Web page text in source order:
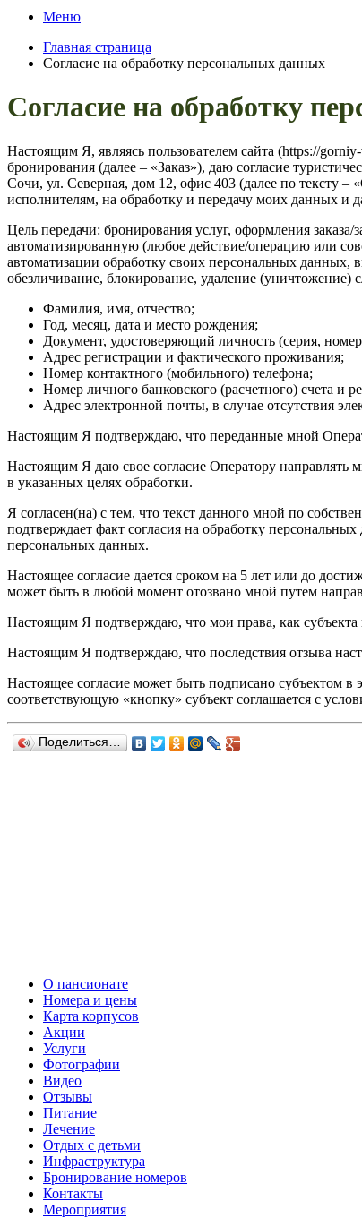
Меню
Главная страница
Согласие на обработку персональных данных
Согласие на обработку
Настоящим Я, являясь пользователем сайта (https://
бронирования (далее – «Заказ»), даю согласие
Сочи, ул. Северная, дом 12, офис 403 (далее по тексту
исполнителям, на обработку и передачу моих данных и
Цель передачи: бронирования услуг, оформления
автоматизированную (любое действие/операцию или
автоматизации обработку своих персональных данных,
обезличивание, блокирование, удаление
Фамилия, имя, отчество;
Год, месяц, дата и место рождения;
Документ, удостоверяющий личность (серия,
Адрес регистрации и фактического проживания;
Номер контактного (мобильного) телефона;
Номер личного банковского (расчетного) счета и
Адрес электронной почты, в случае отсутствия
Настоящим Я подтверждаю, что переданные мной
Настоящим Я даю свое согласие Оператору
в указанных целях обработки.
Я согласен(на) с тем, что текст данного мной по
подтверждает факт согласия на обработку
персональных данных.
Настоящее согласие дается сроком на 5 лет или до
может быть в любой момент отозвано мной путем
Настоящим Я подтверждаю, что мои права, как
Настоящим Я подтверждаю, что последствия отзыва
Настоящее согласие может быть подписано субъектом
соответствующую «кнопку» субъект соглашается с
Поделиться…
О пансионате
Номера и цены
Карта корпусов
Акции
Услуги
Фотографии
Видео
Отзывы
Питание
Лечение
Отдых с детьми
Инфраструктура
Бронирование номеров
Контакты
Мероприятия